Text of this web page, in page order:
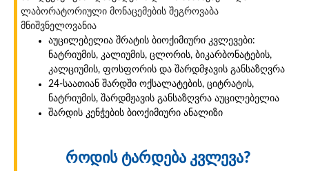
ლაბორატორიული მონაცემების შეგროვაბა
მნიშვნელოვანია
აუცილებელია შრატის ბიოქიმიური კვლევები:
ნატრიუმის, კალიუმის, ცლორის, ბიკარბონატების,
კალციუმის, ფოსფორის და შარდმჯავის განსაზღვრა
24-საათიან შარდში ოქსალატების, ციტრატის,
ნატრიუმის, შარდმჟავის განსაზღვრა აუცილებელია
შარდის კენჭების ბიოქიმიური ანალიზი
როდის ტარდება კვლევა?